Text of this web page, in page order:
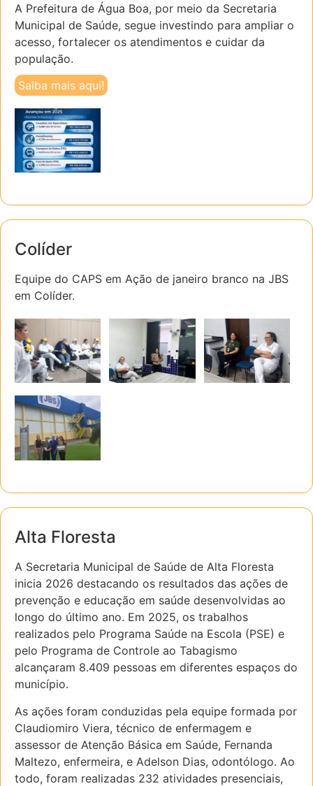
A Prefeitura de Água Boa, por meio da Secretaria
Municipal de Saúde, segue investindo para ampliar o
acesso, fortalecer os atendimentos e cuidar da
população.
Saiba mais aqui!
Colíder
Equipe do CAPS em Ação de janeiro branco na JBS
em Colíder.
Alta Floresta
A Secretaria Municipal de Saúde de Alta Floresta
inicia 2026 destacando os resultados das ações de
prevenção e educação em saúde desenvolvidas ao
longo do último ano. Em 2025, os trabalhos
realizados pelo Programa Saúde na Escola (PSE) e
pelo Programa de Controle ao Tabagismo
alcançaram 8.409 pessoas em diferentes espaços do
município.
As ações foram conduzidas pela equipe formada por
Claudiomiro Viera, técnico de enfermagem e
assessor de Atenção Básica em Saúde, Fernanda
Maltezo, enfermeira, e Adelson Dias, odontólogo. Ao
todo, foram realizadas 232 atividades presenciais,